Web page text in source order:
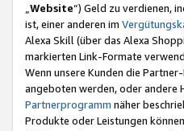
Website“) Geld zu verdienen,
ist, einer anderen im
Alexa Skill (über das Alexa
markierten Link-Formate
Wenn unsere Kunden die
angeboten werden, oder andere
Partnerprogramm näher
Produkte oder Leistungen